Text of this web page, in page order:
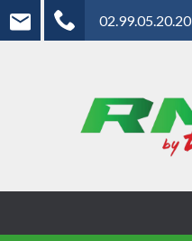
02.99.05.20.20